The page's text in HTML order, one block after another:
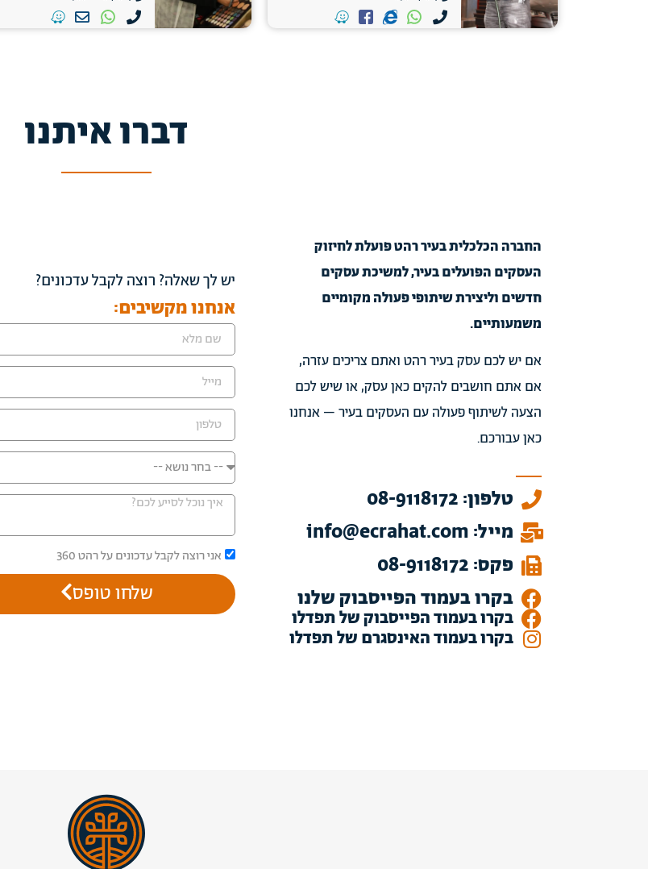
דברו איתנו
החברה הכלכלית בעיר רהט פועלת לחיזוק
העסקים הפועלים בעיר, למשיכת עסקים
חדשים וליצירת שיתופי פעולה מקומיים
משמעותיים.
אם יש לכם עסק בעיר רהט ואתם צריכים עזרה,
אם אתם חושבים להקים כאן עסק, או שיש לכם
הצעה לשיתוף פעולה עם העסקים בעיר – אנחנו
כאן עבורכם.
טלפון: 08-9118172
מייל: info@ecrahat.com
פקס: 08-9118172
בקרו בעמוד הפייסבוק שלנו
בקרו בעמוד הפייסבוק של תפדלו
בקרו בעמוד האינסגרם של תפדלו
יש לך שאלה? רוצה לקבל עדכונים?
אנחנו מקשיבים:
אני רוצה לקבל עדכונים על רהט 360
שלחו טופס